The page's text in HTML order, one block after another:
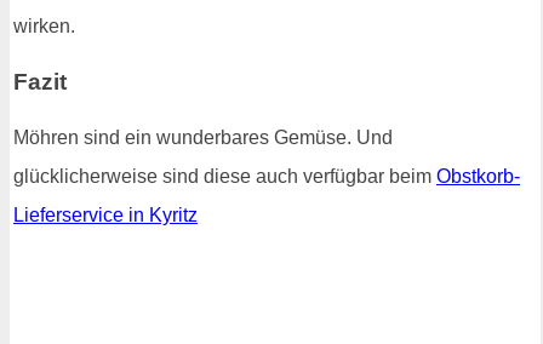
wirken.
Fazit
Möhren sind ein wunderbares Gemüse. Und
glücklicherweise sind diese auch verfügbar beim Obstkorb-
Lieferservice in Kyritz